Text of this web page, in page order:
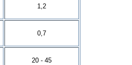
1,2
0,7
20 - 45